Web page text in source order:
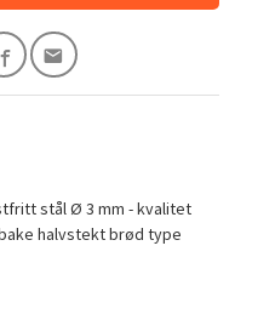
stål Ø 3 mm - kvalitet
halvstekt brød type